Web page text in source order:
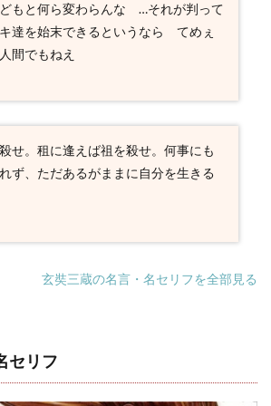
もと何ら変わらんな …それが判って
達を始末できるというなら てめぇ
間でもねえ
せ。租に逢えば祖を殺せ。何事にも
ず、ただあるがままに自分を生きる
玄奘三蔵の名言・名セリフを全部見る
セリフ